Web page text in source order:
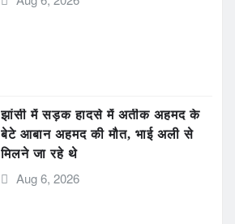
झांसी में सड़क हादसे में अतीक अहमद के
बेटे आबान अहमद की मौत, भाई अली से
मिलने जा रहे थे
Aug 6, 2026